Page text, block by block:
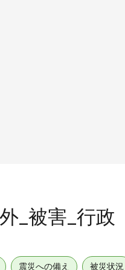
_被害_行政
震災への備え 被災状況